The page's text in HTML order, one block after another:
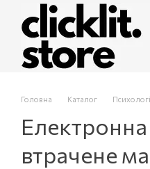
Перейти до основного
Головна Каталог
втрачене